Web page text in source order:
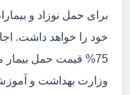
برای حمل نوزاد و
خود را خواهد داشت.
75% قیمت حمل بیمار
وزارت بهداشت و